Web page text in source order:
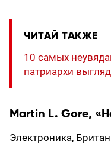
ЧИТАЙ ТАКЖЕ
10 самых
патриархи
Martin L. Gore,
Электроника,